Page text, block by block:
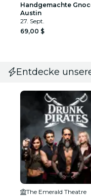
Handgemachte
Austin
27. Sept.
69,00 $
Entdecke
The Emerald Theatre